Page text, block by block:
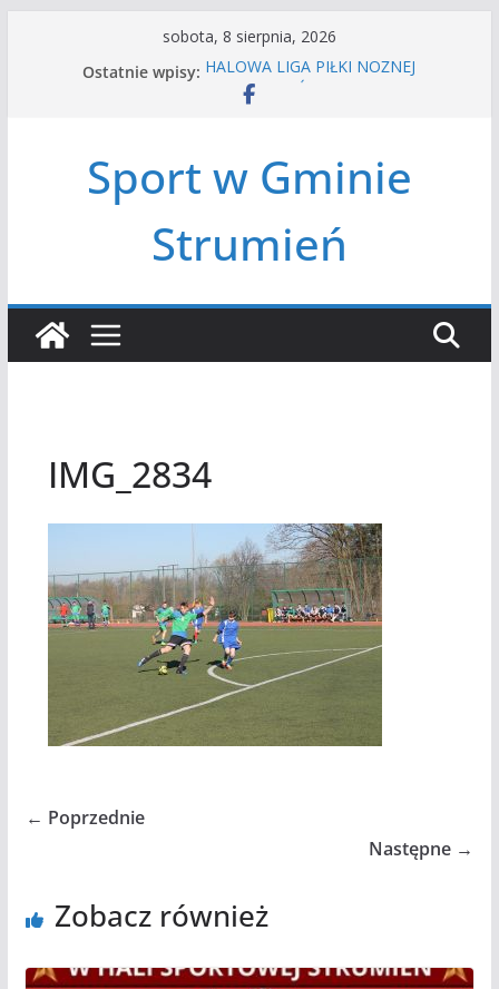
sobota, 8 sierpnia, 2026
Ostatnie wpisy: HALOWA LIGA PIŁKI NOŻNEJ
LATO W MIEŚCIE’2026
Czwórbój lekkoatletyczny
Sport w Gminie
Strumień
IMG_2834
← Poprzednie
Następne →
Zobacz również